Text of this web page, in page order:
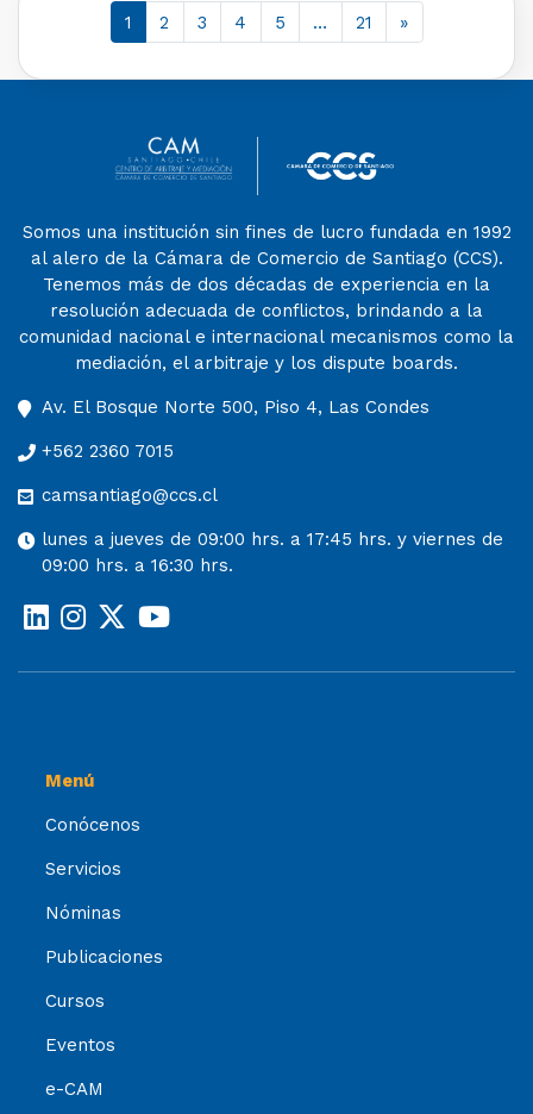
1 2 3 4 5 … 21 »
Somos una institución sin fines de lucro fundada en 1992
al alero de la Cámara de Comercio de Santiago (CCS).
Tenemos más de dos décadas de experiencia en la
resolución adecuada de conflictos, brindando a la
comunidad nacional e internacional mecanismos como la
mediación, el arbitraje y los dispute boards.
Av. El Bosque Norte 500, Piso 4, Las Condes
+562 2360 7015
camsantiago@ccs.cl
lunes a jueves de 09:00 hrs. a 17:45 hrs. y viernes de
09:00 hrs. a 16:30 hrs.
Menú
Conócenos
Servicios
Nóminas
Publicaciones
Cursos
Eventos
e-CAM